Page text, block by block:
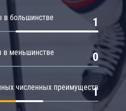
большинстве 1
меньшинстве 0
численных преимуществ
1